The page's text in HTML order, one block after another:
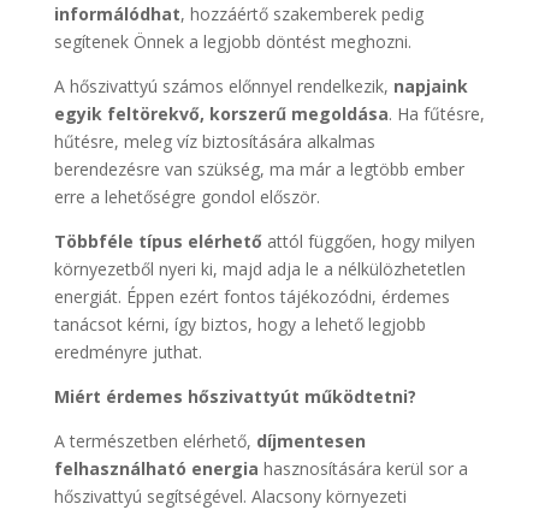
informálódhat, hozzáértő szakemberek pedig
segítenek Önnek a legjobb döntést meghozni.
A hőszivattyú számos előnnyel rendelkezik, napjaink
egyik feltörekvő, korszerű megoldása. Ha fűtésre,
hűtésre, meleg víz biztosítására alkalmas
berendezésre van szükség, ma már a legtöbb ember
erre a lehetőségre gondol először.
Többféle típus elérhetőattól függően, hogy milyen
környezetből nyeri ki, majd adja le a nélkülözhetetlen
energiát. Éppen ezért fontos tájékozódni, érdemes
tanácsot kérni, így biztos, hogy a lehető legjobb
eredményre juthat.
Miért érdemes hőszivattyút működtetni?
A természetben elérhető, díjmentesen
felhasználható energia hasznosítására kerül sor a
hőszivattyú segítségével. Alacsony környezeti